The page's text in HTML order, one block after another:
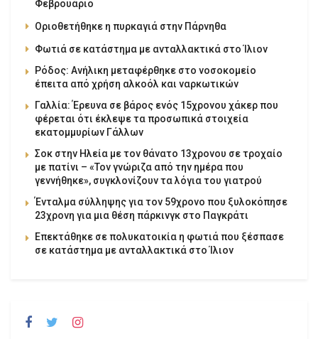
Φεβρουάριο
Οριοθετήθηκε η πυρκαγιά στην Πάρνηθα
Φωτιά σε κατάστημα με ανταλλακτικά στο Ίλιον
Ρόδος: Ανήλικη μεταφέρθηκε στο νοσοκομείο
έπειτα από χρήση αλκοόλ και ναρκωτικών
Γαλλία: Έρευνα σε βάρος ενός 15χρονου χάκερ που
φέρεται ότι έκλεψε τα προσωπικά στοιχεία
εκατομμυρίων Γάλλων
Σοκ στην Ηλεία με τον θάνατο 13χρονου σε τροχαίο
με πατίνι – «Τον γνώριζα από την ημέρα που
γεννήθηκε», συγκλονίζουν τα λόγια του γιατρού
Ένταλμα σύλληψης για τον 59χρονο που ξυλοκόπησε
23χρονη για μια θέση πάρκινγκ στο Παγκράτι
Επεκτάθηκε σε πολυκατοικία η φωτιά που ξέσπασε
σε κατάστημα με ανταλλακτικά στο Ίλιον